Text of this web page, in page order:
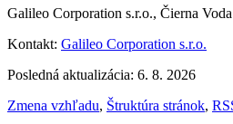
Galileo Corporation s.r.o., Čierna
Kontakt: Galileo Corporation s.r.o.
Posledná aktualizácia: 6. 8. 2026
Zmena vzhľadu, Štruktúra stránok,